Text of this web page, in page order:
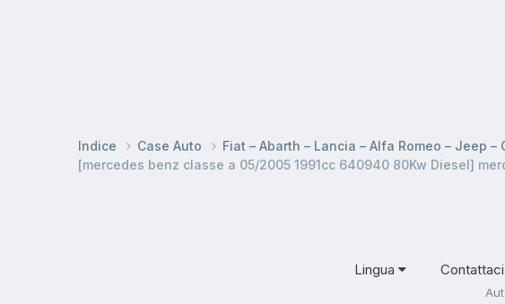
Indice Case Auto Fiat – Abarth – Lancia – Alfa Romeo – Jeep –
Lingua Contattaci